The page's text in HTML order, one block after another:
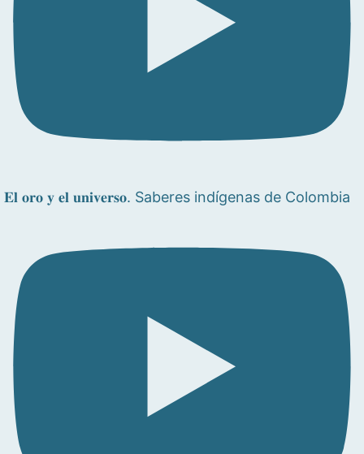
𝐄𝐥 𝐨𝐫𝐨 𝐲 𝐞𝐥 𝐮𝐧𝐢𝐯𝐞𝐫𝐬𝐨. Saberes indígenas de Colombia